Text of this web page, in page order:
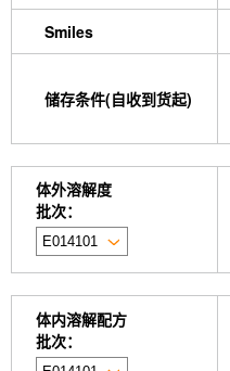
Smiles
储存条件(自收到货起)
体外溶解度
批次：
体内溶解配方
批次：